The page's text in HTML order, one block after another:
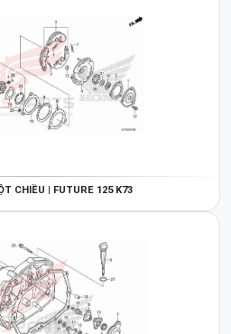
CHIỀU | FUTURE 125 K73